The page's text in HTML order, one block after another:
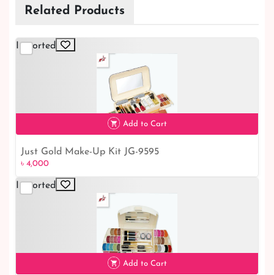
Related Products
Imported
৳ 4,000
Add to Cart
Just Gold Make-Up Kit JG-9595
৳ 4,000
Imported
Add to Cart